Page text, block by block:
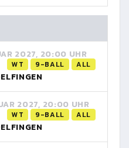
2027, 20:00 UHR
WT 9-BALL ALL
2027, 20:00 UHR
WT 9-BALL ALL